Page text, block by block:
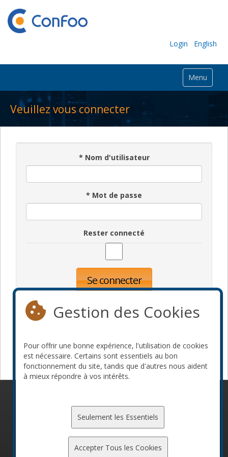
Login English
Menu
Veuillez vous connecter
* Nom d'utilisateur
* Mot de passe
Rester connecté
Se connecter
Devenir commanditaire
Gestion des Cookies
Pour offrir une bonne expérience, l'utilisation de cookies
est nécessaire. Certains sont essentiels au bon
fonctionnement du site, tandis que d'autres nous aident
à mieux répondre à vos intérêts.
Seulement les Essentiels
Accepter Tous les Cookies